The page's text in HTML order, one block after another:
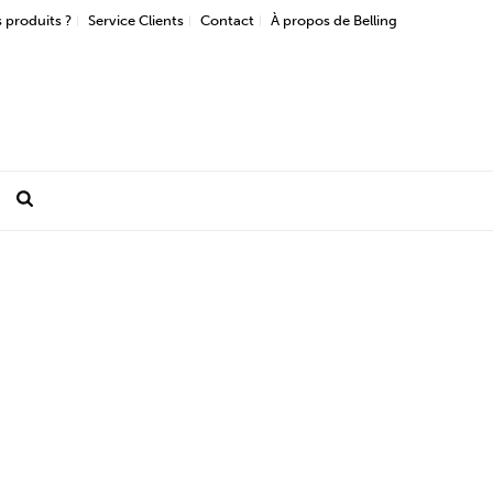
produits ? Service Clients Contact À propos de Belling